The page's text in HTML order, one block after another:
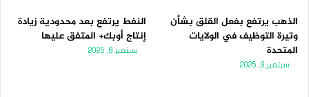
الذهب يرتفع بفعل القلق بشأن
وتيرة التوظيف في الولايات
المتحدة
سبتمبر 9, 2025
النفط يرتفع بعد محدودية زيادة
إنتاج أوبك+ المتفق عليها
سبتمبر 8, 2025